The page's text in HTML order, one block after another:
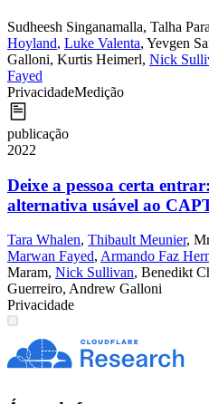
Sudheesh Singanamalla, Talha
Hoyland, Luke Valenta, Yevgen
Galloni, Kurtis Heimerl, Nick
Fayed
PrivacidadeMedição
publicação
2022
Deixe a pessoa certa
alternativa usável ao
Tara Whalen, Thibault Meunier,
Marwan Fayed, Armando Faz
Maram, Nick Sullivan, Benedikt
Guerreiro, Andrew Galloni
Privacidade